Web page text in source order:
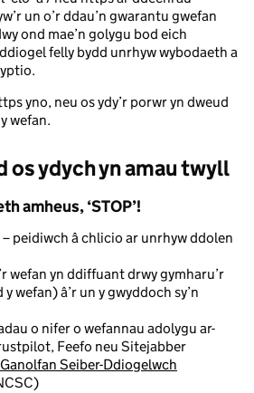
un o’r ddau’n gwarantu gwefan
ond mae’n golygu bod eich
felly bydd unrhyw wybodaeth a
yno, neu os ydy’r porwr yn dweud
wefan.
os ydych yn amau twyll
amheus, ‘STOP’!
peidiwch â chlicio ar unrhyw ddolen
wefan yn ddiffuant drwy gymharu’r
wefan) â’r un y gwyddoch sy’n
o nifer o wefannau adolygu ar-
Feefo neu Sitejabber
Ganolfan Seiber-Ddiogelwch